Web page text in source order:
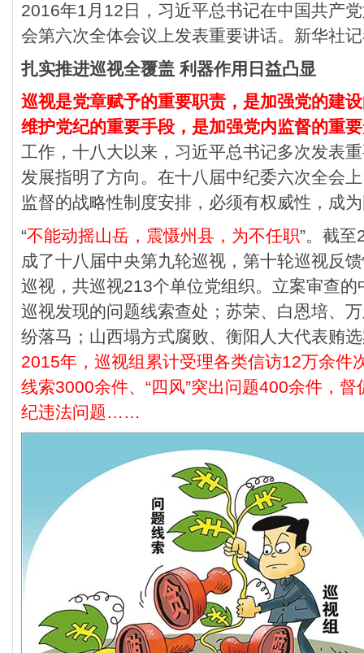
2016年1月12日，习近平总书记在中国共产
会第六次全体会议上发表重要讲话。新华社
扎实推进巡视全覆盖 利器作用日益凸显
巡视是党章赋予的重要职责，是加强党的建
维护党纪的重要手段，是加强党内监督的重
工作，十八大以来，习近平总书记多次发表
发展指明了方向。在十八届中纪委六次全会
监督的战略性制度安排，必须有权威性，成
“不能动摇山岳，震慑州县，为不任职”。截
成了十八届中央第九轮巡视，第十轮巡视反
巡视，共巡视213个单位党组织。立案审查
巡视发现的问题线索查处；苏荣、白恩培、
纷落马；山西塌方式腐败、衡阳人大代表贿
2015年，巡视组累计受理各类信访12万余件
线索3000余件、“四风”突出问题400余件，
纪违法问题……